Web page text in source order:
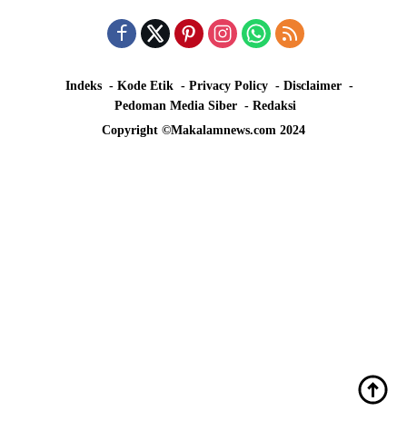
Indeks Kode Etik Privacy Policy
Disclaimer
Pedoman Media Siber
Redaksi
Copyright ©Makalamnews.com 2024